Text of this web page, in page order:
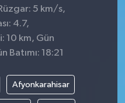
5 km/s,
4.7,
10 km, Gün
Batımı: 18:21
Afyonkarahisar